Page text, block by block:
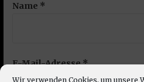
Wir verwenden Cookies, um unsere
Name *
E-Mail-Adresse*